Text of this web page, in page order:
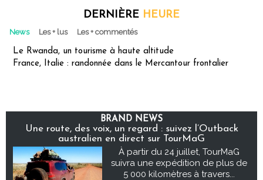
DERNIÈRE HEURE
News Les + lus Les + commentés
Le Rwanda, un tourisme à haute altitude
France, Italie : randonnée dans le Mercantour frontalier
BRAND NEWS
Une route, des voix, un regard : suivez l’Outback
australien en direct sur TourMaG
À partir du 24 juillet, TourMaG
suivra une expédition de plus de
5 000 kilomètres à travers...